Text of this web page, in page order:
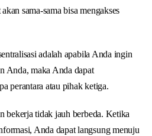
sama-sama bisa mengakses
adalah apabila Anda ingin
Anda, maka Anda dapat
perantara atau pihak ketiga.
bekerja tidak jauh berbeda. Ketika
Anda dapat langsung menuju